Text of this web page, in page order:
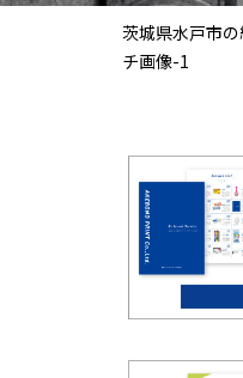
茨城県水戸市
チ画像-1